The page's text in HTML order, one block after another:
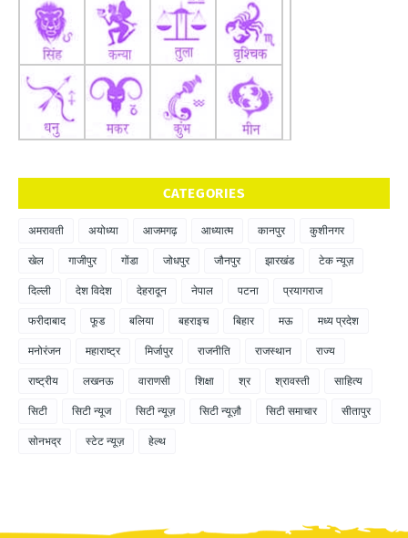
CATEGORIES
अमरावती अयोध्या आजमगढ़ आध्यात्म कानपुर कुशीनगर
खेल गाजीपुर गोंडा जोधपुर जौनपुर झारखंड टेक न्यूज़
दिल्ली देश विदेश देहरादून नेपाल पटना प्रयागराज
फरीदाबाद फूड बलिया बहराइच बिहार मऊ मध्य प्रदेश
मनोरंजन महाराष्ट्र मिर्जापुर राजनीति राजस्थान राज्य
राष्ट्रीय लखनऊ वाराणसी शिक्षा श्र श्रावस्ती साहित्य
सिटी सिटी न्यूज सिटी न्यूज़ सिटी न्यूज़ौ सिटी समाचार सीतापुर
सोनभद्र स्टेट न्यूज़ हेल्थ